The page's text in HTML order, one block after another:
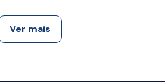
Ver mais